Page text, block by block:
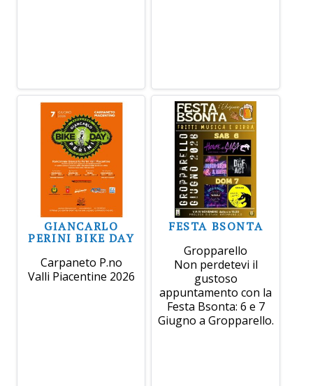
GIANCARLO
PERINI BIKE DAY
Carpaneto P.no
Valli Piacentine 2026
FESTA BSONTA
Gropparello
Non perdetevi il
gustoso
appuntamento con la
Festa Bsonta: 6 e 7
Giugno a Gropparello.